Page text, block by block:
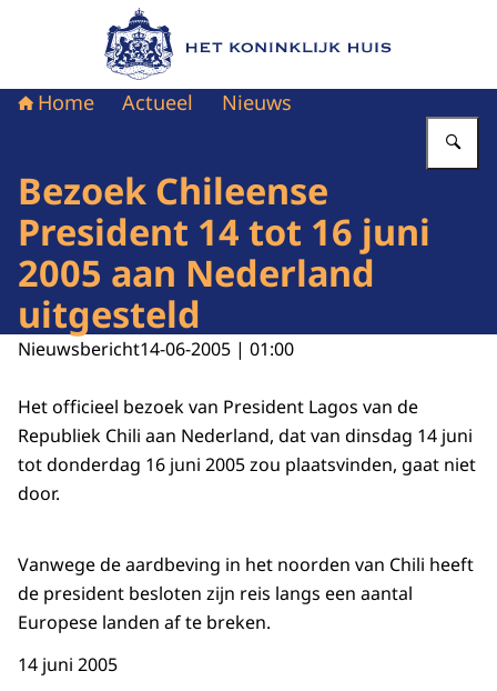
Naar de homepage van Het Koninklijk Huis
Home Actueel Nieuws
Bezoek Chileense
President 14 tot 16 juni
2005 aan Nederland
uitgesteld
Nieuwsbericht14-06-2005 | 01:00
Het officieel bezoek van President Lagos van de
Republiek Chili aan Nederland, dat van dinsdag 14 juni
tot donderdag 16 juni 2005 zou plaatsvinden, gaat niet
door.
Vanwege de aardbeving in het noorden van Chili heeft
de president besloten zijn reis langs een aantal
Europese landen af te breken.
14 juni 2005